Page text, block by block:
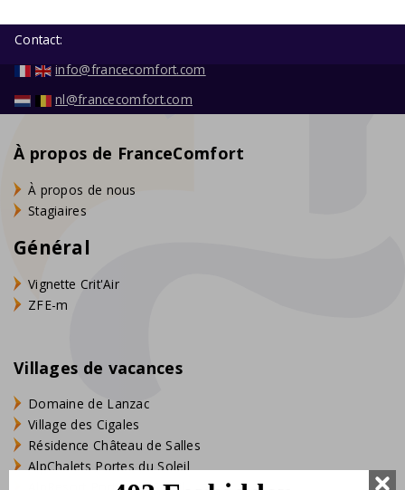
Contact:
info@francecomfort.com
nl@francecomfort.com
À propos de FranceComfort
À propos de nous
Stagiaires
Général
Vignette Crit'Air
ZFE-m
Villages de vacances
Domaine de Lanzac
Village des Cigales
Résidence Château de Salles
AlpChalets Portes du Soleil